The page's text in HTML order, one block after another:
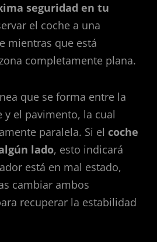
seguridad en tu
el coche a una
mientras que está
completamente plana.
que se forma entre la
y el pavimento, la cual
paralela. Si el coche
lado, esto indicará
está en mal estado,
cambiar ambos
recuperar la estabilidad